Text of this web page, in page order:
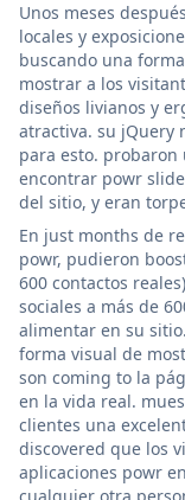
Unos meses
locales y
buscando una
mostrar a los
diseños livianos y
atractiva. su jQuery
para esto.
encontrar powr
del sitio, y eran
En just months de
powr, pudieron
600 contactos
sociales a más de
alimentar en su
forma visual de
son coming to la
en la vida real.
clientes una
discovered que los
aplicaciones powr